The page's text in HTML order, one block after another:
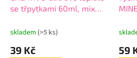
se třpytkami 60ml, mix
skladem (>5 ks)
39 Kč 59